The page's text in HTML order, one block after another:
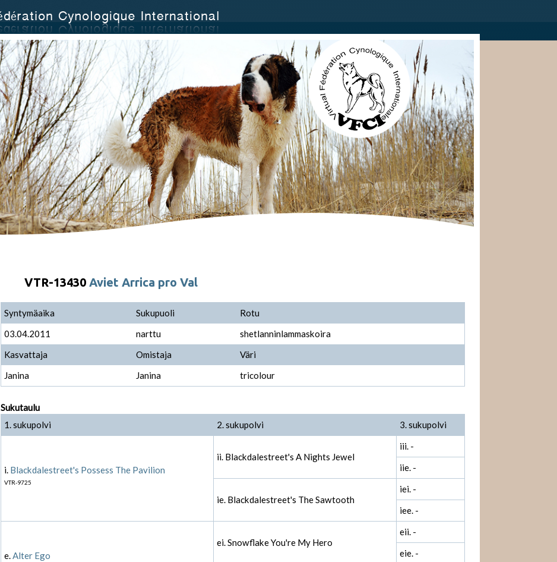
VTR-13430 Aviet Arrica pro Val
Syntymäaika Sukupuoli
Rotu
03.04.2011
narttu
shetlanninlammaskoira
Kasvattaja
Omistaja
Väri
Janina
Janina tricolour
Sukutaulu
1. sukupolvi
2. sukupolvi 3. sukupolvi
i. Blackdalestreet's Possess The Pavilion
VTR-9725
ii. Blackdalestreet's A Nights Jewel
iii. -
iie. -
ie. Blackdalestreet's The Sawtooth
iei. -
iee. -
e.Alter Ego
ei. Snowflake You're My Hero
eii. -
eie. -